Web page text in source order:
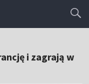
i zagrają w